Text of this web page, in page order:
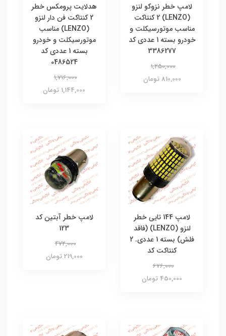
لامپ خطر نزوکو لنزو
(LENZO) 2 کنتاکت
مناسب موتورسیکلت و
خودرو بسته 1 عددی کد
3386277
1,250,000
810,000 تومان
هدلایت پرومکس خطر
2 کنتاکت فن دار لنزو
(LENZO) مناسب
موتورسیکلت و خودرو
بسته 1 عددی کد
0486524
1,716,000
1,144,000 تومان
لامپ 144 تایی خطر
لنزو (LENZO) (فاقد
فلش) بسته 1 عددی. 2
کنتاکت کد
676,000
450,000 تومان
لامپ خطر آبتین کد
123
472,000
219,000 تومان